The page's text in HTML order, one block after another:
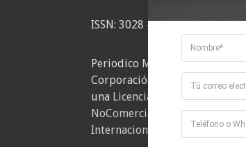
ISSN: 3028 - 6026
Periodico Mi Comuna 2,
Corporación Mi Comuna se
una Licencia Creative
NoComercial-CompartirIgual
Internacional